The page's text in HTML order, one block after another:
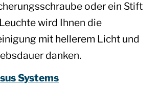
oder ein Stift
wird Ihnen die
mit hellerem Licht und
danken.
Systems